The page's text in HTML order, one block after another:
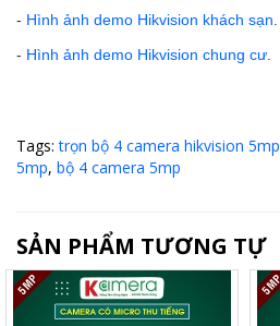
- Hình ảnh demo Hikvision khách sạn
- Hình ảnh demo Hikvision chung cư
Tags:trọn bộ 4 camera hikvision 5mp
5mp, bộ 4 camera 5mp
SẢN PHẨM TƯƠNG TỰ